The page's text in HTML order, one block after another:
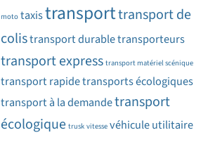
moto taxistransporttransport de
colistransport durabletransporteurs
transport express transport matériel scénique
transport rapidetransports écologiques
transport à la demandetransport
écologique trusk vitesse véhicule utilitaire